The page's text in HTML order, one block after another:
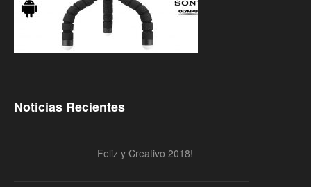
Noticias Recientes
Feliz y Creativo 2018!